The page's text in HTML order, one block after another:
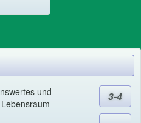
und
3-4